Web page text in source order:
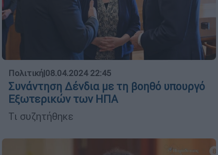
Πολιτική|08.04.2024 22:45
Συνάντηση Δένδια με τη βοηθό υπουργό
Εξωτερικών των ΗΠΑ
Τι συζητήθηκε